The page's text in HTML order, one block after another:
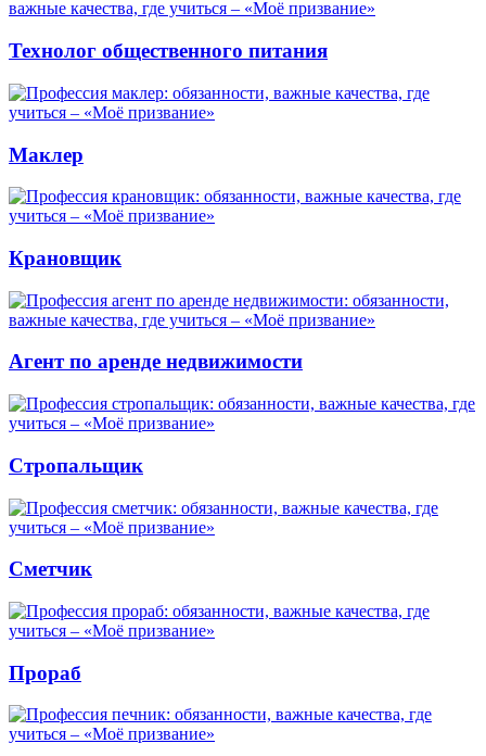
Технолог общественного питания
Маклер
Крановщик
Агент по аренде недвижимости
Стропальщик
Сметчик
Прораб